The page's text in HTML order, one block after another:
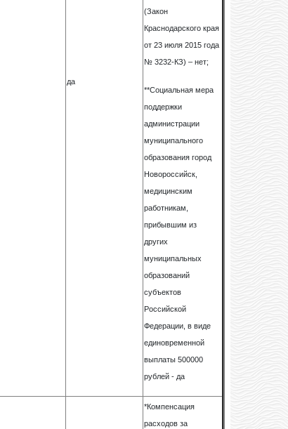
да
(Закон
Краснодарского края
от 23 июля 2015 года
№ 3232-КЗ) – нет;
**Социальная мера
поддержки
администрации
муниципального
образования город
Новороссийск,
медицинским
работникам,
прибывшим из
других
муниципальных
образований
субъектов
Российской
Федерации, в виде
единовременной
выплаты 500000
рублей - да
*Компенсация
расходов за